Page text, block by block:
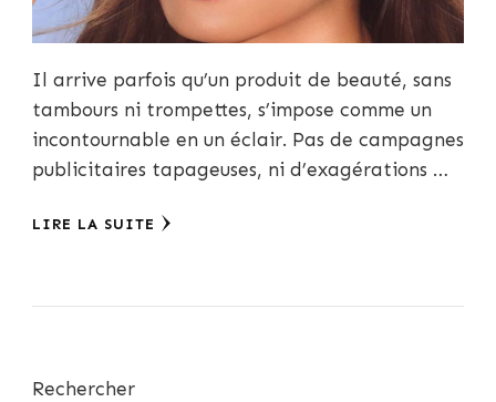
Il arrive parfois qu’un produit de beauté, sans
tambours ni trompettes, s’impose comme un
incontournable en un éclair. Pas de campagnes
publicitaires tapageuses, ni d’exagérations …
LIRE LA SUITE
Rechercher